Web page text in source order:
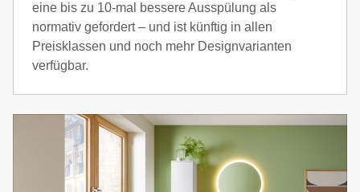
eine bis zu 10-mal bessere Ausspülung als
normativ gefordert – und ist künftig in allen
Preisklassen und noch mehr Designvarianten
verfügbar.